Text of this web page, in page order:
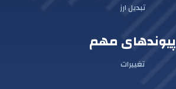
تبدیل ارز
پیوندهای مهم
تغییرات